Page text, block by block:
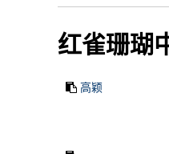
红雀珊瑚
高颖